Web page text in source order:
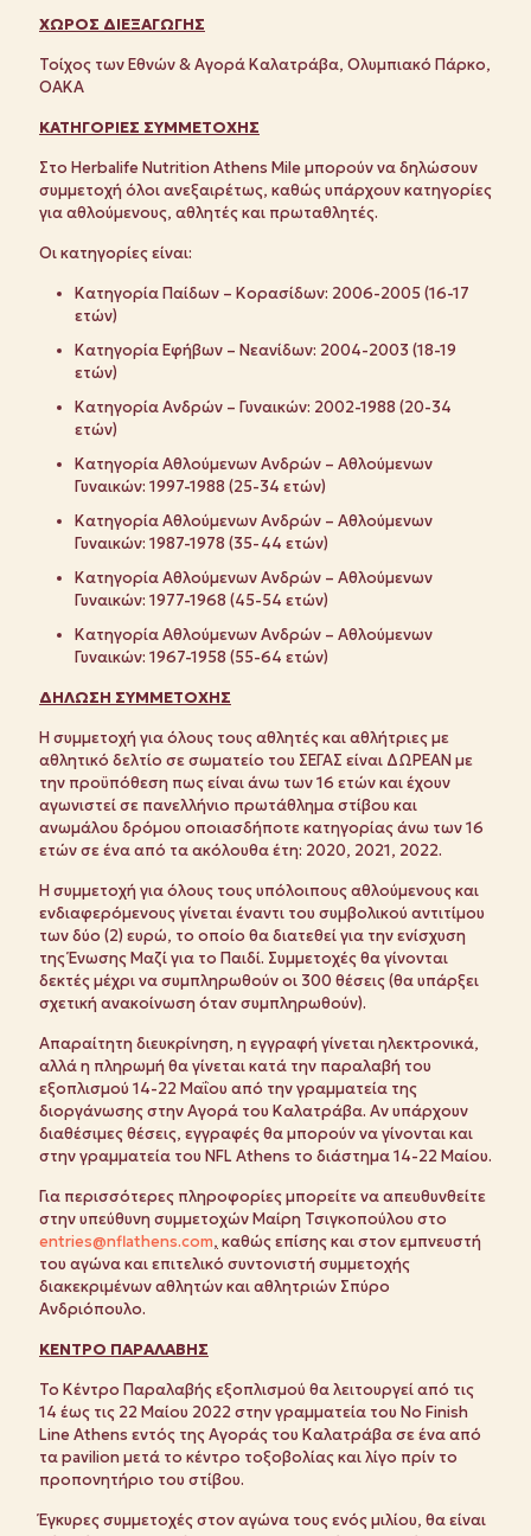
ΧΩΡΟΣ ΔΙΕΞΑΓΩΓΗΣ
Τοίχος των Εθνών & Αγορά Καλατράβα, Ολυμπιακό Πάρκο,
ΟΑΚΑ
ΚΑΤΗΓΟΡΙΕΣ ΣΥΜΜΕΤΟΧΗΣ
Στο Herbalife Nutrition Athens Mile μπορούν να δηλώσουν
συμμετοχή όλοι ανεξαιρέτως, καθώς υπάρχουν κατηγορίες
για αθλούμενους, αθλητές και πρωταθλητές.
Οι κατηγορίες είναι:
Κατηγορία Παίδων – Κορασίδων: 2006-2005 (16-17
ετών)
Κατηγορία Εφήβων – Νεανίδων: 2004-2003 (18-19
ετών)
Κατηγορία Ανδρών – Γυναικών: 2002-1988 (20-34
ετών)
Κατηγορία Αθλούμενων Ανδρών – Αθλούμενων
Γυναικών: 1997-1988 (25-34 ετών)
Κατηγορία Αθλούμενων Ανδρών – Αθλούμενων
Γυναικών: 1987-1978 (35-44 ετών)
Κατηγορία Αθλούμενων Ανδρών – Αθλούμενων
Γυναικών: 1977-1968 (45-54 ετών)
Κατηγορία Αθλούμενων Ανδρών – Αθλούμενων
Γυναικών: 1967-1958 (55-64 ετών)
ΔΗΛΩΣΗ ΣΥΜΜΕΤΟΧΗΣ
Η συμμετοχή για όλους τους αθλητές και αθλήτριες με
αθλητικό δελτίο σε σωματείο του ΣΕΓΑΣ είναι ΔΩΡΕΑΝ με
την προϋπόθεση πως είναι άνω των 16 ετών και έχουν
αγωνιστεί σε πανελλήνιο πρωτάθλημα στίβου και
ανωμάλου δρόμου οποιασδήποτε κατηγορίας άνω των 16
ετών σε ένα από τα ακόλουθα έτη: 2020, 2021, 2022.
Η συμμετοχή για όλους τους υπόλοιπους αθλούμενους και
ενδιαφερόμενους γίνεται έναντι του συμβολικού αντιτίμου
των δύο (2) ευρώ, το οποίο θα διατεθεί για την ενίσχυση
της Ένωσης Μαζί για το Παιδί. Συμμετοχές θα γίνονται
δεκτές μέχρι να συμπληρωθούν οι 300 θέσεις (θα υπάρξει
σχετική ανακοίνωση όταν συμπληρωθούν).
Απαραίτητη διευκρίνηση, η εγγραφή γίνεται ηλεκτρονικά,
αλλά η πληρωμή θα γίνεται κατά την παραλαβή του
εξοπλισμού 14-22 Μαΐου από την γραμματεία της
διοργάνωσης στην Αγορά του Καλατράβα. Αν υπάρχουν
διαθέσιμες θέσεις, εγγραφές θα μπορούν να γίνονται και
στην γραμματεία του NFL Athens το διάστημα 14-22 Μαίου.
Για περισσότερες πληροφορίες μπορείτε να απευθυνθείτε
στην υπεύθυνη συμμετοχών Μαίρη Τσιγκοπούλου στο
entries@nflathens.com, καθώς επίσης και στον εμπνευστή
του αγώνα και επιτελικό συντονιστή συμμετοχής
διακεκριμένων αθλητών και αθλητριών Σπύρο
Ανδριόπουλο.
ΚΕΝΤΡΟ ΠΑΡΑΛΑΒΗΣ
Το Κέντρο Παραλαβής εξοπλισμού θα λειτουργεί από τις
14 έως τις 22 Μαίου 2022 στην γραμματεία του No Finish
Line Athens εντός της Αγοράς του Καλατράβα σε ένα από
τα pavilion μετά το κέντρο τοξοβολίας και λίγο πρίν το
προπονητήριο του στίβου.
Έγκυρες συμμετοχές στον αγώνα τους ενός μιλίου, θα είναι